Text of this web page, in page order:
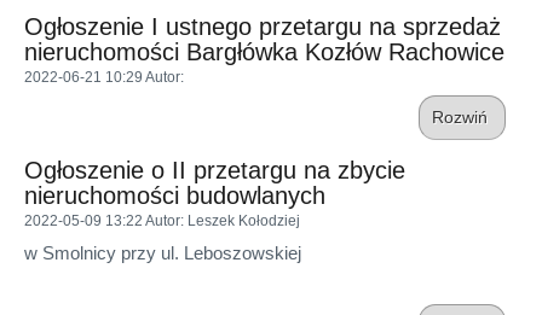
Ogłoszenie I ustnego przetargu na sprzedaż
nieruchomości Bargłówka Kozłów Rachowice
2022-06-21 10:29 Autor:
Rozwiń
Ogłoszenie o II przetargu na zbycie
nieruchomości budowlanych
2022-05-09 13:22 Autor: Leszek Kołodziej
w Smolnicy przy ul. Leboszowskiej